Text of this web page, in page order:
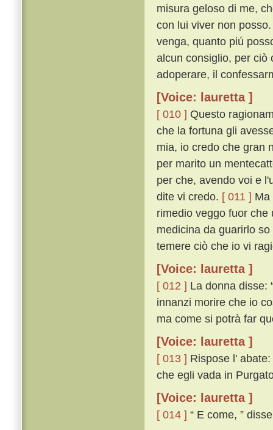
misura geloso di me,
con lui viver non
venga, quanto piú
alcun consiglio, per ciò
adoperare, il
[Voice: lauretta ]
[ 010 ] Questo
che la fortuna gli
mia, io credo che gran
per marito un
per che, avendo voi e
dite vi credo. [ 011 ] Ma
rimedio veggo fuor
medicina da guarirlo
temere ciò che io vi
[Voice: lauretta ]
[ 012 ] La donna disse:
innanzi morire che io
ma come si potrà far
[Voice: lauretta ]
[ 013 ] Rispose l'
che egli vada in
[Voice: lauretta ]
[ 014 ] “ E come, ”